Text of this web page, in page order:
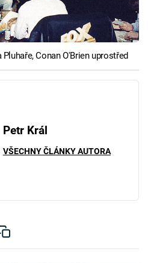
Conan O'Brien uprostřed
Petr Král
VŠECHNY ČLÁNKY AUTORA